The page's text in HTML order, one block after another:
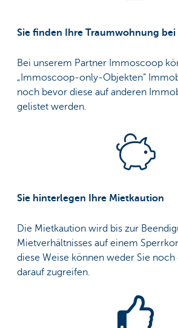
Sie finden Ihre Traumwohnung
Bei unserem Partner Immoscoop
„Immoscoop-only-Objekten“
noch bevor diese auf anderen
gelistet werden.
Sie hinterlegen Ihre Mietkaution
Die Mietkaution wird bis zur
Mietverhältnisses auf einem
diese Weise können weder Sie
darauf zugreifen.